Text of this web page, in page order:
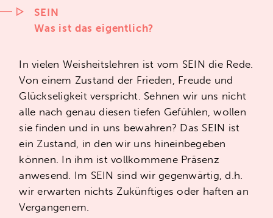
SEIN
Was ist das eigentlich?
In vielen Weisheitslehren ist vom SEIN die Rede.
Von einem Zustand der Frieden, Freude und
Glückseligkeit verspricht. Sehnen wir uns nicht
alle nach genau diesen tiefen Gefühlen, wollen
sie finden und in uns bewahren? Das SEIN ist
ein Zustand, in den wir uns hineinbegeben
können. In ihm ist vollkommene Präsenz
anwesend. Im SEIN sind wir gegenwärtig, d.h.
wir erwarten nichts Zukünftiges oder haften an
Vergangenem.